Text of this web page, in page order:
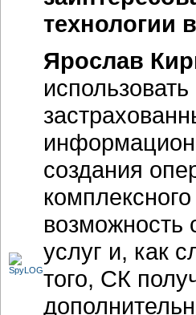
технологии
Ярослав
создания
возможность
услуг и, как
того, СК